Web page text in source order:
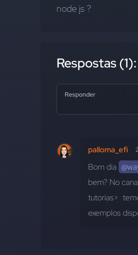
node js ?
Respostas (1):
Responder
palloma_efi
Bom dia
bem? No
tutorias>
exemplos